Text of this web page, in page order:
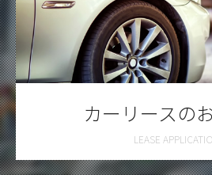
カーリースの